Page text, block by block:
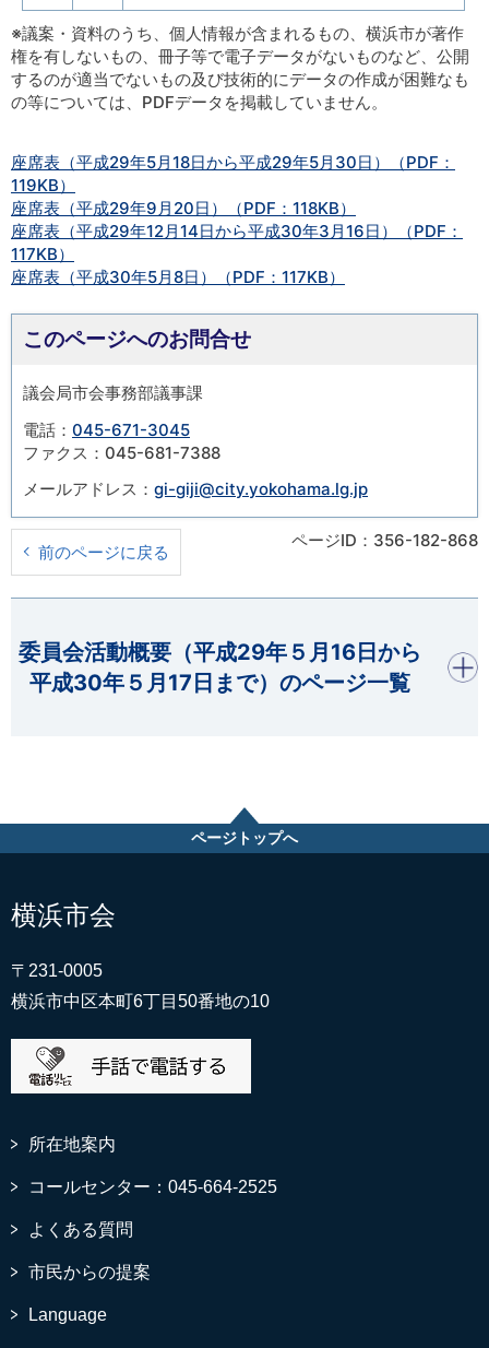
※議案・資料のうち、個人情報が含まれるもの、横浜市が著作
権を有しないもの、冊子等で電子データがないものなど、公開
するのが適当でないもの及び技術的にデータの作成が困難なも
の等については、PDFデータを掲載していません。
座席表（平成29年5月18日から平成29年5月30日）（PDF：
119KB）
座席表（平成29年9月20日）（PDF：118KB）
座席表（平成29年12月14日から平成30年3月16日）（PDF：
117KB）
座席表（平成30年5月8日）（PDF：117KB）
このページへのお問合せ
議会局市会事務部議事課
電話： 045-671-3045
ファクス：045-681-7388
メールアドレス： gi-giji@city.yokohama.lg.jp
前のページに戻る
ページID：356-182-868
委員会活動概要（平成29年５月16日から
平成30年５月17日まで）のページ一覧
開く
ページトップへ
横浜市会
〒231-0005
横浜市中区本町6丁目50番地の10
所在地案内
コールセンター：045-664-2525
よくある質問
市民からの提案
Language